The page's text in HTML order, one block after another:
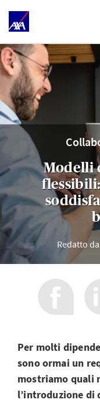
Modelli
Redatto da
Per molti
sono ormai un
mostriamo quali
l’introduzione di